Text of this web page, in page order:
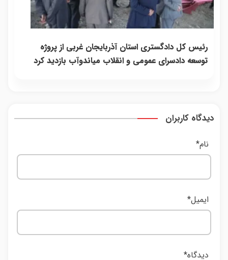
رئیس کل دادگستری استان آذربایجان غربی از پروژه
توسعه دادسرای عمومی و انقلاب میاندوآب بازدید کرد
دیدگاه کاربران
دیدگاه*
نام*
ایمیل*